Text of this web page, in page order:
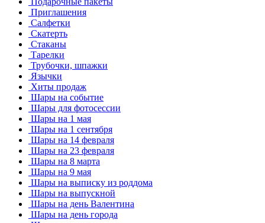
Приглашения
Салфетки
Скатерть
Стаканы
Тарелки
Трубочки, шпажки
Язычки
Хиты продаж
Шары на событие
Шары для фотосессии
Шары на 1 мая
Шары на 1 сентября
Шары на 14 февраля
Шары на 23 февраля
Шары на 8 марта
Шары на 9 мая
Шары на выписку из роддома
Шары на выпускной
Шары на день Валентина
Шары на день города